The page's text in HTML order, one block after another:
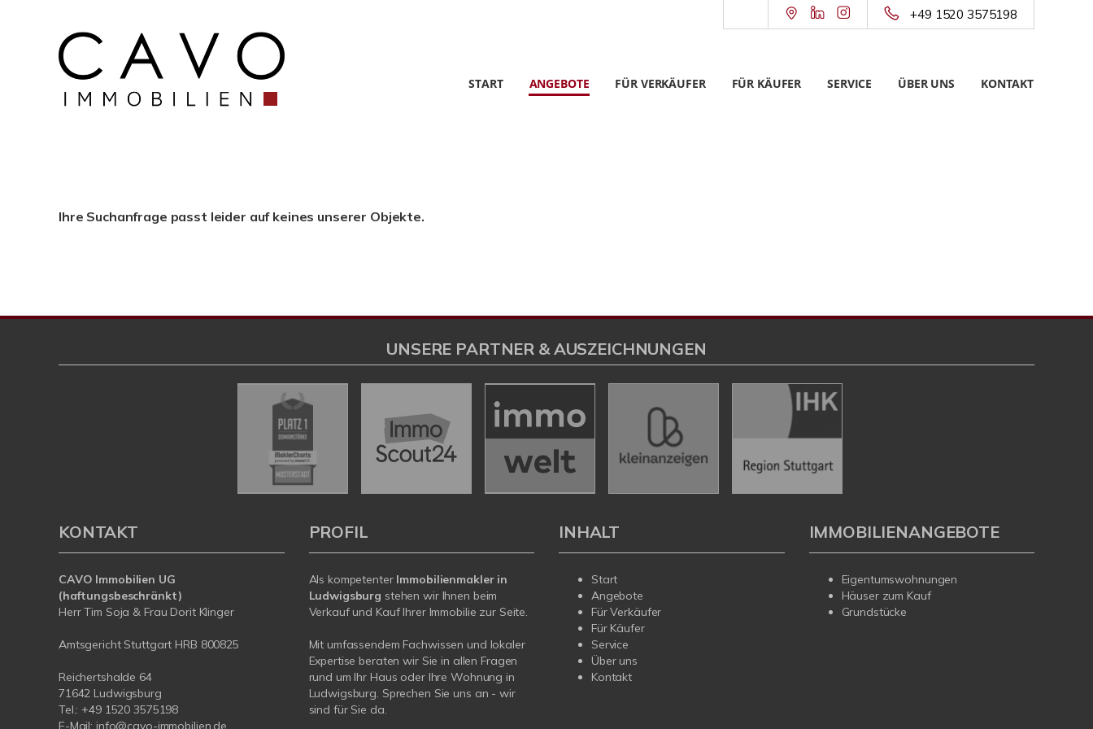
+49 1520 3575198
START ANGEBOTE FÜR VERKÄUFER FÜR KÄUFER SERVICE ÜBER UNS KONTAKT
Ihre Suchanfrage passt leider auf keines unserer Objekte.
UNSERE PARTNER & AUSZEICHNUNGEN
KONTAKT
CAVO Immobilien UG
(haftungsbeschränkt)
Herr Tim Soja & Frau Dorit Klinger
Amtsgericht Stuttgart HRB 800825
Reichertshalde 64
71642 Ludwigsburg
Tel.: +49 1520 3575198
E-Mail: info@cavo-immobilien.de
PROFIL
Als kompetenter Immobilienmakler in
Ludwigsburg stehen wir Ihnen beim
Verkauf und Kauf Ihrer Immobilie zur Seite.
Mit umfassendem Fachwissen und lokaler
Expertise beraten wir Sie in allen Fragen
rund um Ihr Haus oder Ihre Wohnung in
Ludwigsburg. Sprechen Sie uns an - wir
sind für Sie da.
INHALT
Start
Angebote
Für Verkäufer
Für Käufer
Service
Über uns
Kontakt
IMMOBILIENANGEBOTE
Eigentumswohnungen
Häuser zum Kauf
Grundstücke